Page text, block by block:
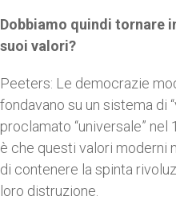
Dobbiamo quindi tornare
suoi valori?
Peeters: Le democrazie
fondavano su un sistema di
proclamato “universale”
è che questi valori moderni
di contenere la spinta
loro distruzione.